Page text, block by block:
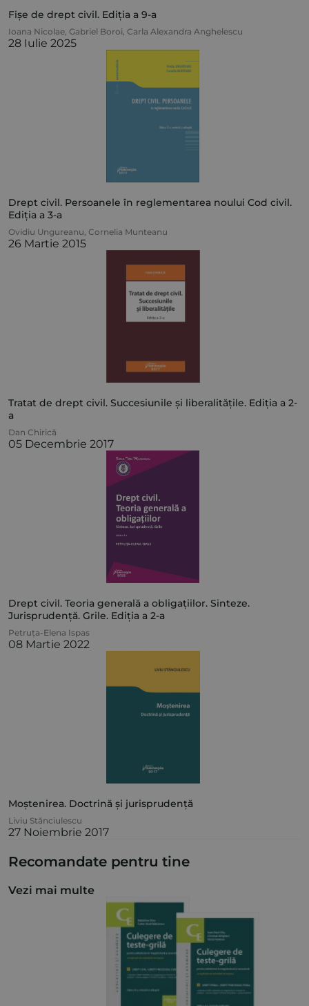
Fișe de drept civil. Ediția a 9-a
Ioana Nicolae, Gabriel Boroi, Carla Alexandra Anghelescu
28 Iulie 2025
Drept civil. Persoanele în reglementarea noului Cod civil.
Ediția a 3-a
Ovidiu Ungureanu, Cornelia Munteanu
26 Martie 2015
Tratat de drept civil. Succesiunile și liberalitățile. Ediția a 2-
a
Dan Chirică
05 Decembrie 2017
Drept civil. Teoria generală a obligațiilor. Sinteze.
Jurisprudență. Grile. Ediția a 2-a
Petruța-Elena Ispas
08 Martie 2022
Moștenirea. Doctrină și jurisprudență
Liviu Stănciulescu
27 Noiembrie 2017
Recomandate pentru tine
Vezi mai multe